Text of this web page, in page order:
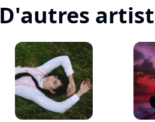
D'autres